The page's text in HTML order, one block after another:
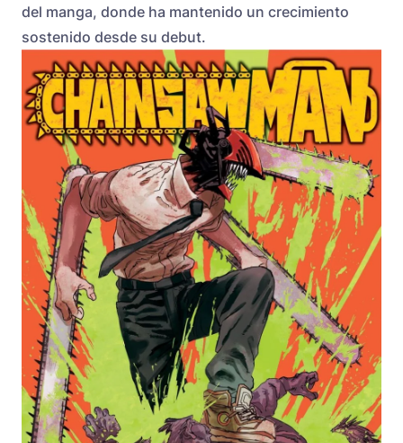
del manga, donde ha mantenido un crecimiento
sostenido desde su debut.